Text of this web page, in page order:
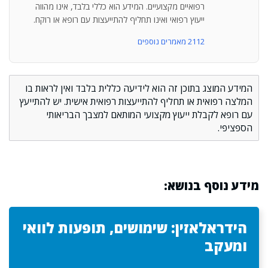
רפואיים מקצועיים. המידע הוא כללי בלבד, אינו מהווה
ייעוץ רפואי ואינו תחליף להתייעצות עם רופא או רוקח.
2112 מאמרים נוספים
המידע המוצג בתוכן זה הוא לידיעה כללית בלבד ואין לראות בו
המלצה רפואית או תחליף להתייעצות רפואית אישית. יש להתייעץ
עם רופא לקבלת ייעוץ מקצועי המותאם למצבך הבריאותי
הספציפי.
מידע נוסף בנושא:
הידראלאזין: שימושים, תופעות לוואי
ומעקב